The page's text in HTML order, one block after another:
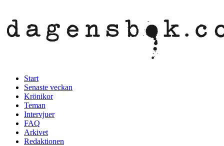
Start
Senaste veckan
Krönikor
Teman
Intervjuer
FAQ
Arkivet
Redaktionen